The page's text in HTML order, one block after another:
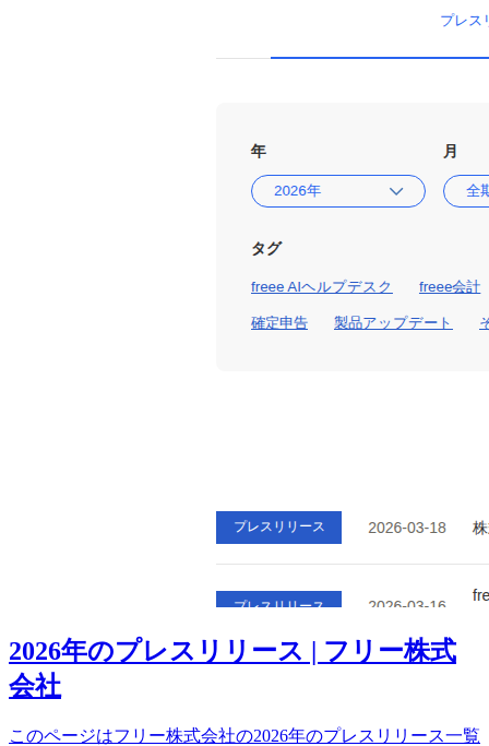
2026年のプレスリリース | フリー株式
会社
このページはフリー株式会社の2026年のプレスリリース一覧